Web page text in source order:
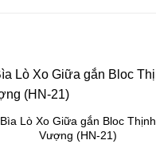
Bìa Lò Xo Giữa gắn Bloc Thịnh
Vượng (HN-21)